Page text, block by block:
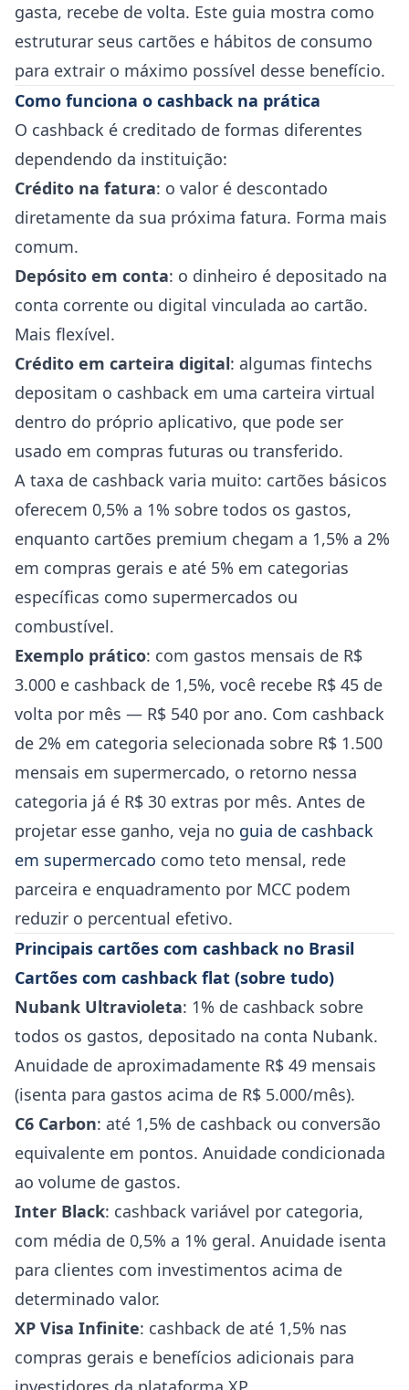
gasta, recebe de volta. Este guia mostra como
estruturar seus cartões e hábitos de consumo
para extrair o máximo possível desse benefício.
Como funciona o cashback na prática
O cashback é creditado de formas diferentes
dependendo da instituição:
Crédito na fatura: o valor é descontado
diretamente da sua próxima fatura. Forma mais
comum.
Depósito em conta: o dinheiro é depositado na
conta corrente ou digital vinculada ao cartão.
Mais flexível.
Crédito em carteira digital: algumas fintechs
depositam o cashback em uma carteira virtual
dentro do próprio aplicativo, que pode ser
usado em compras futuras ou transferido.
A taxa de cashback varia muito: cartões básicos
oferecem 0,5% a 1% sobre todos os gastos,
enquanto cartões premium chegam a 1,5% a 2%
em compras gerais e até 5% em categorias
específicas como supermercados ou
combustível.
Exemplo prático: com gastos mensais de R$
3.000 e cashback de 1,5%, você recebe R$ 45 de
volta por mês — R$ 540 por ano. Com cashback
de 2% em categoria selecionada sobre R$ 1.500
mensais em supermercado, o retorno nessa
categoria já é R$ 30 extras por mês. Antes de
projetar esse ganho, veja no guia de cashback
em supermercado como teto mensal, rede
parceira e enquadramento por MCC podem
reduzir o percentual efetivo.
Principais cartões com cashback no Brasil
Cartões com cashback flat (sobre tudo)
Nubank Ultravioleta: 1% de cashback sobre
todos os gastos, depositado na conta Nubank.
Anuidade de aproximadamente R$ 49 mensais
(isenta para gastos acima de R$ 5.000/mês).
C6 Carbon: até 1,5% de cashback ou conversão
equivalente em pontos. Anuidade condicionada
ao volume de gastos.
Inter Black: cashback variável por categoria,
com média de 0,5% a 1% geral. Anuidade isenta
para clientes com investimentos acima de
determinado valor.
XP Visa Infinite: cashback de até 1,5% nas
compras gerais e benefícios adicionais para